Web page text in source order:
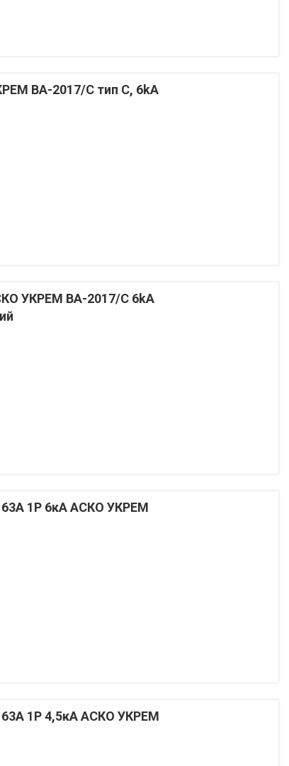
ВА-2017/С тип C, 6kA
УКРЕМ ВА-2017/С 6kA
1P 6кА АСКО УКРЕМ
1P 4,5кА АСКО УКРЕМ